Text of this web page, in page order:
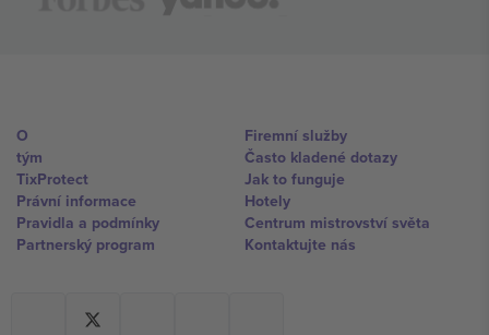
O
tým
TixProtect
Právní informace
Pravidla a podmínky
Partnerský program
Firemní služby
Často kladené dotazy
Jak to funguje
Hotely
Centrum mistrovství světa
Kontaktujte nás